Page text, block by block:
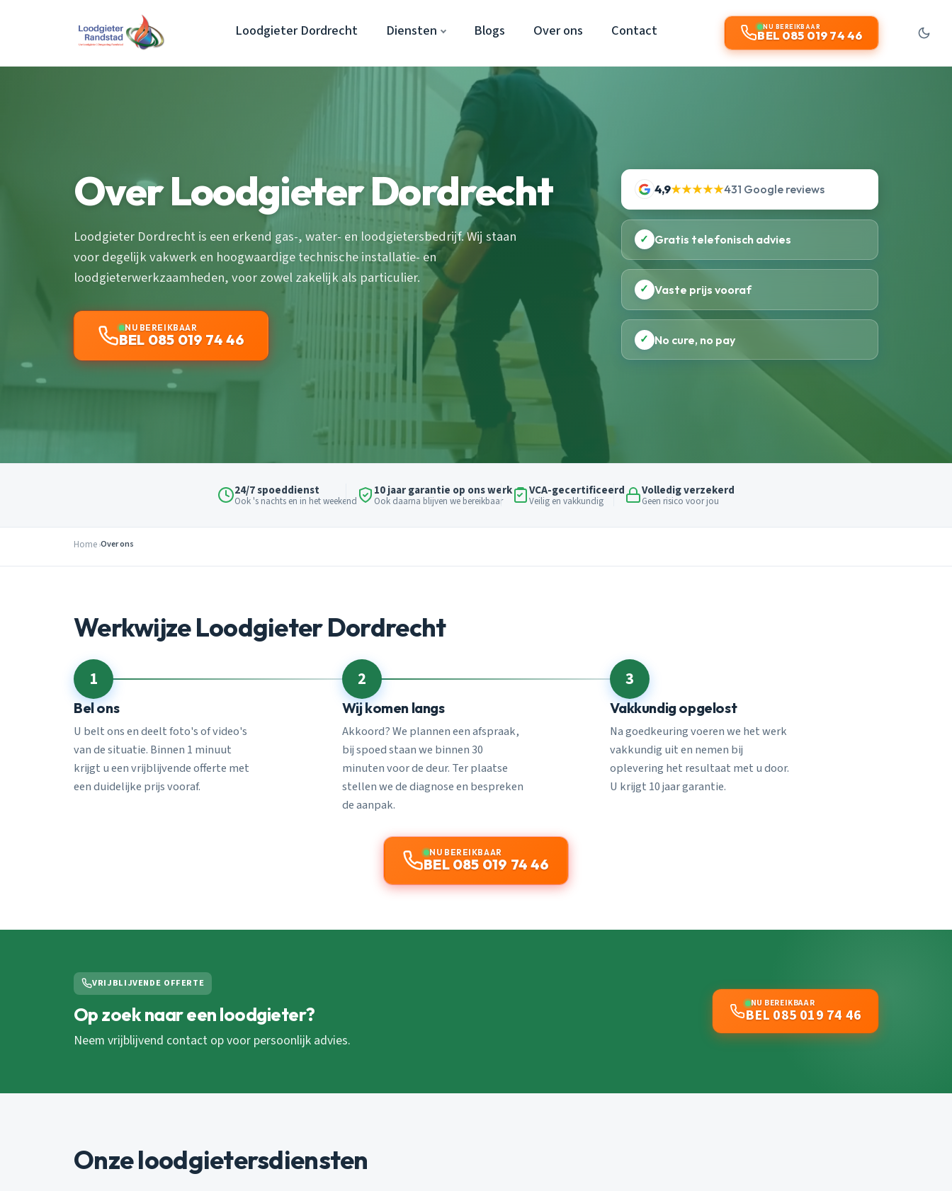
Loodgieter Dordrecht Diensten Blogs Over ons Contact NU BEREIKBAAR
BEL 085 019 74 46
Over Loodgieter Dordrecht
Loodgieter Dordrecht is een erkend gas-, water- en loodgietersbedrijf. Wij staan
voor degelijk vakwerk en hoogwaardige technische installatie- en
loodgieterwerkzaamheden, voor zowel zakelijk als particulier.
NU BEREIKBAAR
BEL 085 019 74 46
4,9★★★★★431 Google reviews
✓ Gratis telefonisch advies
✓ Vaste prijs vooraf
✓ No cure, no pay
24/7 spoeddienst
Ook 's nachts en in het weekend
10 jaar garantie op ons werk
Ook daarna blijven we bereikbaar
VCA-gecertificeerd
Veilig en vakkundig
Volledig verzekerd
Geen risico voor jou
Home Over ons
Werkwijze Loodgieter Dordrecht
1
Bel ons
U belt ons en deelt foto's of video's
van de situatie. Binnen 1 minuut
krijgt u een vrijblijvende offerte met
een duidelijke prijs vooraf.
2
Wij komen langs
Akkoord? We plannen een afspraak,
bij spoed staan we binnen 30
minuten voor de deur. Ter plaatse
stellen we de diagnose en bespreken
de aanpak.
3
Vakkundig opgelost
Na goedkeuring voeren we het werk
vakkundig uit en nemen bij
oplevering het resultaat met u door.
U krijgt 10 jaar garantie.
NU BEREIKBAAR
BEL 085 019 74 46
VRIJBLIJVENDE OFFERTE
Op zoek naar een loodgieter?
Neem vrijblijvend contact op voor persoonlijk advies.
NU BEREIKBAAR
BEL 085 019 74 46
Onze loodgietersdiensten